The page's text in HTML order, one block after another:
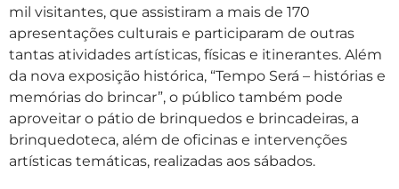
mil visitantes, que assistiram a mais de 170
apresentações culturais e participaram de outras
tantas atividades artísticas, físicas e itinerantes. Além
da nova exposição histórica, “Tempo Será – histórias e
memórias do brincar”, o público também pode
aproveitar o pátio de brinquedos e brincadeiras, a
brinquedoteca, além de oficinas e intervenções
artísticas temáticas, realizadas aos sábados.